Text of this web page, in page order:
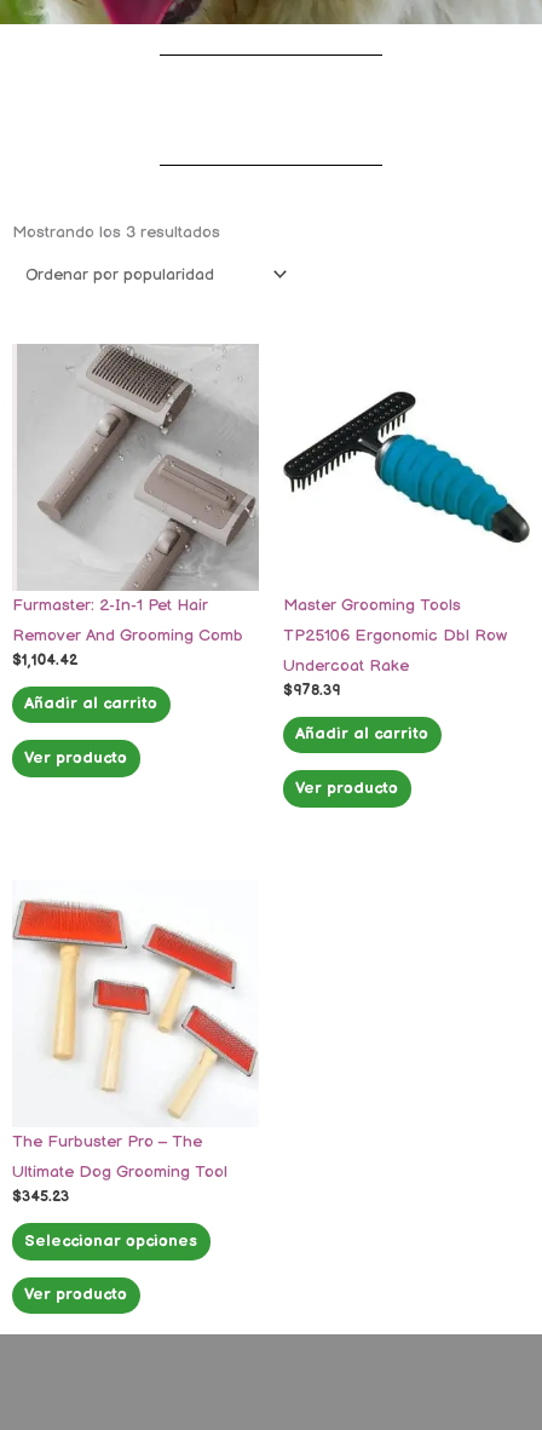
Mostrando los 3 resultadospor
Furmaster: 2-In-1 Pet Hair
Remover And Grooming Comb
$1,104.42
Añadir al carrito
Ver producto
Master Grooming Tools
TP25106 Ergonomic Dbl Row
Undercoat Rake
$978.39
Añadir al carrito
Ver producto
The Furbuster Pro – The
Ultimate Dog Grooming Tool
$345.23
Seleccionar opciones
múltiples
variantes.
Las
opciones
en
página
Ver producto